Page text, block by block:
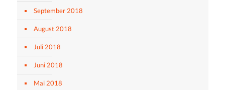
September 2018
August 2018
Juli 2018
Juni 2018
Mai 2018